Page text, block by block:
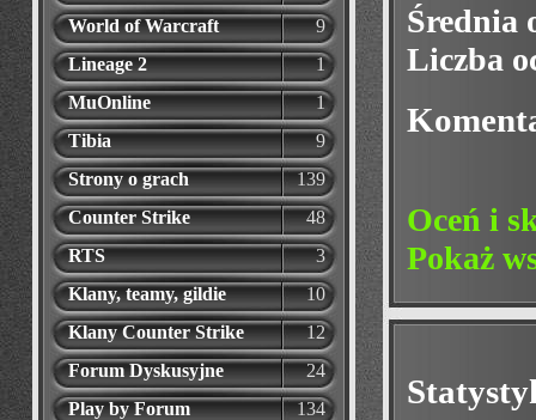
World of Warcraft
9
Lineage 2
1
MuOnline
1
Tibia
9
Strony o grach
139
Counter Strike
48
RTS
3
Klany, teamy, gildie
10
Klany Counter Strike
12
Forum Dyskusyjne
24
Play by Forum
134
Średnia
Liczba
Oceń i
Pokaż